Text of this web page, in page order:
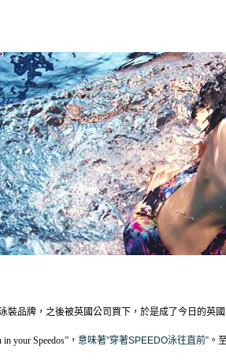
裝品牌，之後被英國公司買下，於是成了今日的英國
your Speedos”， 意味著”穿著SPEEDO泳往直前” 。